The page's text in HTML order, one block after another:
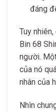
đáng
Tuy
Bin 68
người.
của nó
nhân của
Nhìn